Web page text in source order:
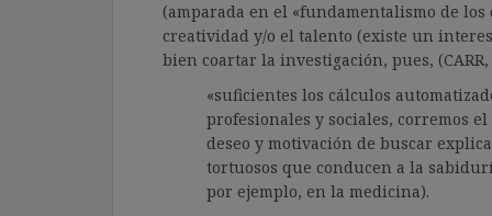
(amparada en el «fundamentalismo de
creatividad y/o el talento (existe un
bien coartar la investigación, pues,
«suficientes los cálculos
profesionales y sociales, corremos
deseo y motivación de buscar
tortuosos que conducen a la
por ejemplo, en la medicina).